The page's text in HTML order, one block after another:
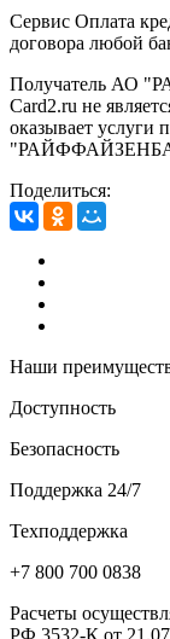
Сервис Оплата
договора любой
Получатель АО
Card2.ru не
оказывает услуги
Поделиться:
Наши
Доступность
Безопасность
Поддержка 24/7
Техподдержка
+7 800 700 0838
Расчеты
РФ 3532-К от